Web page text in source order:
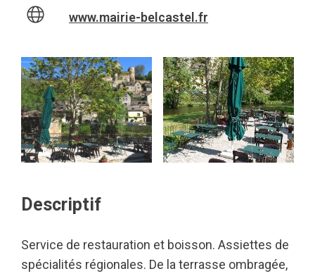
www.mairie-belcastel.fr
Descriptif
Service de restauration et boisson. Assiettes de
spécialités régionales. De la terrasse ombragée,